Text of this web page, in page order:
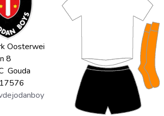
Oosterwei
8
Gouda